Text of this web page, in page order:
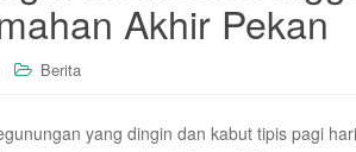
Akhir Pekan
Berita
yang dingin dan kabut tipis pagi